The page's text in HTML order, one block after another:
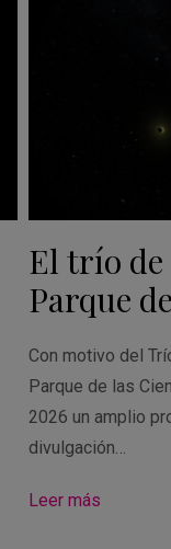
El trío de
Parque
Con motivo del
Parque de las
2026 un amplio
divulgación…
Leer más